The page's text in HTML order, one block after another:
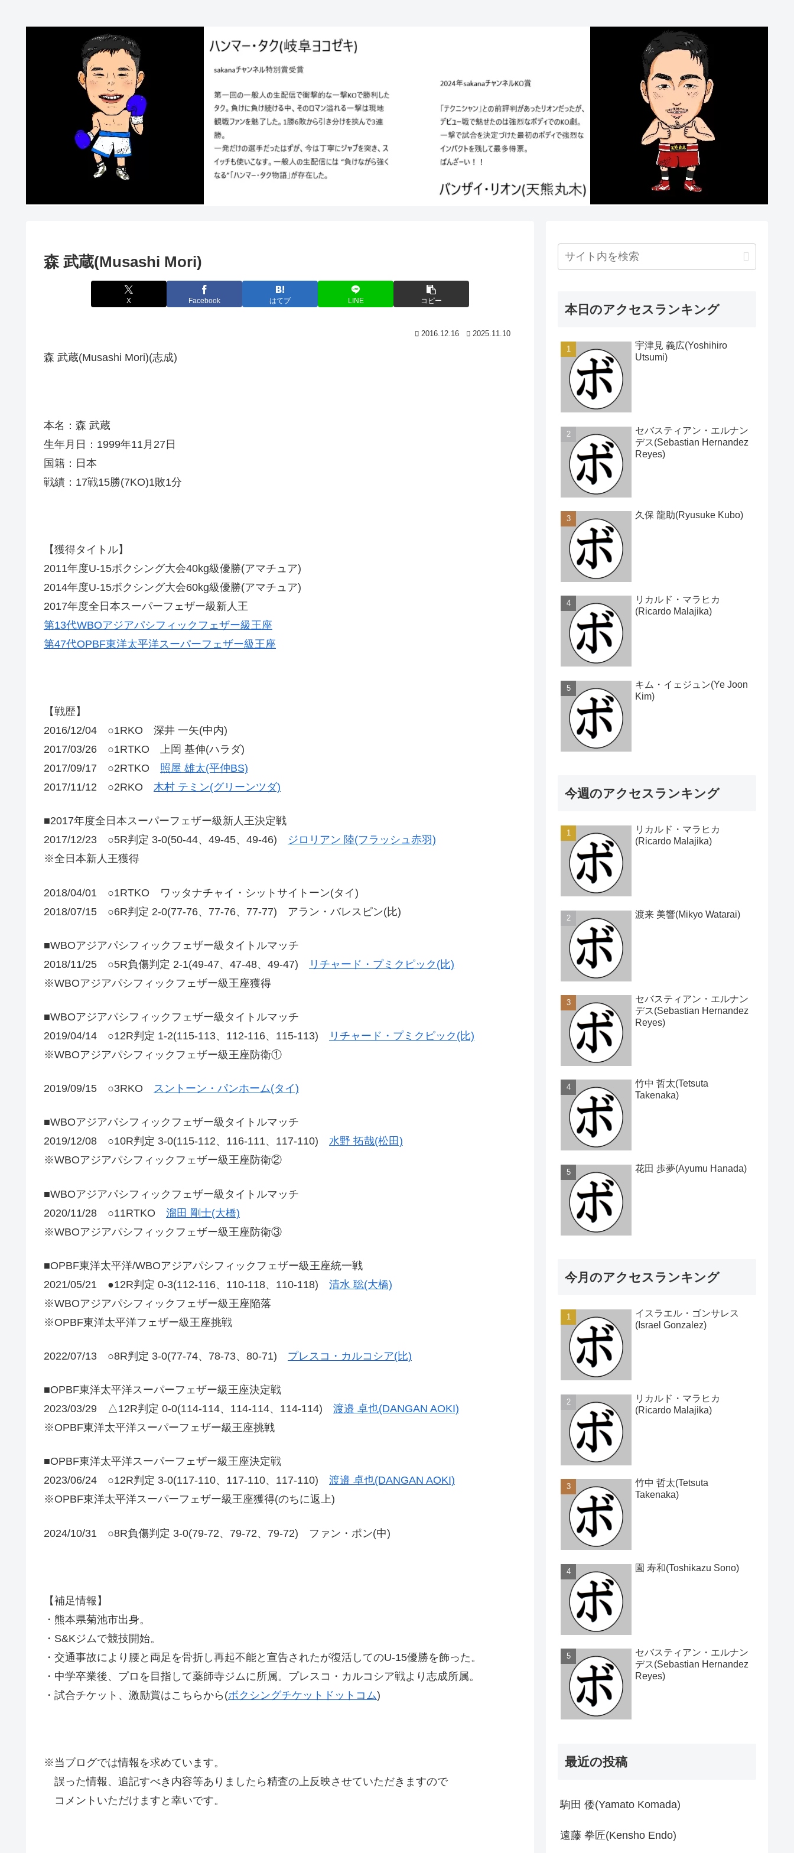
森 武蔵(Musashi Mori)
X Facebook はてブ LINE コピー
2016.12.16 2025.11.10
森 武蔵(Musashi Mori)(志成)
本名：森 武蔵
生年月日：1999年11月27日
国籍：日本
戦績：17戦15勝(7KO)1敗1分
【獲得タイトル】
2011年度U-15ボクシング大会40kg級優勝(アマチュア)
2014年度U-15ボクシング大会60kg級優勝(アマチュア)
2017年度全日本スーパーフェザー級新人王
第13代WBOアジアパシフィックフェザー級王座
第47代OPBF東洋太平洋スーパーフェザー級王座
【戦歴】
2016/12/04 ○1RKO 深井 一矢(中内)
2017/03/26 ○1RTKO 上岡 基伸(ハラダ)
2017/09/17 ○2RTKO 照屋 雄太(平仲BS)
2017/11/12 ○2RKO 木村 テミン(グリーンツダ)
■2017年度全日本スーパーフェザー級新人王決定戦
2017/12/23 ○5R判定 3-0(50-44、49-45、49-46) ジロリアン 陸(フラッシュ赤羽)
※全日本新人王獲得
2018/04/01 ○1RTKO ワッタナチャイ・シットサイトーン(タイ)
2018/07/15 ○6R判定 2-0(77-76、77-76、77-77) アラン・バレスピン(比)
■WBOアジアパシフィックフェザー級タイトルマッチ
2018/11/25 ○5R負傷判定 2-1(49-47、47-48、49-47)
リチャード・プミクピック(比)
※WBOアジアパシフィックフェザー級王座獲得
■WBOアジアパシフィックフェザー級タイトルマッチ
2019/04/14 ○12R判定 1-2(115-113、112-116、115-113)
リチャード・プミクピック(比)
※WBOアジアパシフィックフェザー級王座防衛①
2019/09/15 ○3RKO スントーン・パンホーム(タイ)
■WBOアジアパシフィックフェザー級タイトルマッチ
2019/12/08 ○10R判定 3-0(115-112、116-111、117-110) 水野 拓哉(松田)
※WBOアジアパシフィックフェザー級王座防衛②
■WBOアジアパシフィックフェザー級タイトルマッチ
2020/11/28 ○11RTKO 溜田 剛士(大橋)
※WBOアジアパシフィックフェザー級王座防衛③
■OPBF東洋太平洋/WBOアジアパシフィックフェザー級王座統一戦
2021/05/21 ●12R判定 0-3(112-116、110-118、110-118) 清水 聡(大橋)
※WBOアジアパシフィックフェザー級王座陥落
※OPBF東洋太平洋フェザー級王座挑戦
2022/07/13 ○8R判定 3-0(77-74、78-73、80-71) プレスコ・カルコシア(比)
■OPBF東洋太平洋スーパーフェザー級王座決定戦
2023/03/29 △12R判定 0-0(114-114、114-114、114-114) 渡邉 卓也(DANGAN AOKI)
※OPBF東洋太平洋スーパーフェザー級王座挑戦
■OPBF東洋太平洋スーパーフェザー級王座決定戦
2023/06/24 ○12R判定 3-0(117-110、117-110、117-110) 渡邉 卓也(DANGAN AOKI)
※OPBF東洋太平洋スーパーフェザー級王座獲得(のちに返上)
2024/10/31 ○8R負傷判定 3-0(79-72、79-72、79-72) ファン・ポン(中)
【補足情報】
・熊本県菊池市出身。
・S&Kジムで競技開始。
・交通事故により腰と両足を骨折し再起不能と宣告されたが復活してのU-15優勝を飾った。
・中学卒業後、プロを目指して薬師寺ジムに所属。プレスコ・カルコシア戦より志成所属。
・試合チケット、激励賞はこちらから(ボクシングチケットドットコム)
※当ブログでは情報を求めています。
誤った情報、追記すべき内容等ありましたら精査の上反映させていただきますので
コメントいただけますと幸いです。
本日のアクセスランキング
宇津見 義広(Yoshihiro
Utsumi)
セバスティアン・エルナン
デス(Sebastian Hernandez
Reyes)
久保 龍助(Ryusuke Kubo)
リカルド・マラヒカ
(Ricardo Malajika)
キム・イェジュン(Ye Joon
Kim)
今週のアクセスランキング
リカルド・マラヒカ
(Ricardo Malajika)
渡来 美響(Mikyo Watarai)
セバスティアン・エルナン
デス(Sebastian Hernandez
Reyes)
竹中 哲太(Tetsuta
Takenaka)
花田 歩夢(Ayumu Hanada)
今月のアクセスランキング
イスラエル・ゴンサレス
(Israel Gonzalez)
リカルド・マラヒカ
(Ricardo Malajika)
竹中 哲太(Tetsuta
Takenaka)
園 寿和(Toshikazu Sono)
セバスティアン・エルナン
デス(Sebastian Hernandez
Reyes)
最近の投稿
駒田 倭(Yamato Komada)
遠藤 拳匠(Kensho Endo)